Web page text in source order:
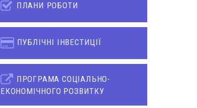
ПЛАНИ РОБОТИ
ПУБЛІЧНІ ІНВЕСТИЦІЇ
ПРОГРАМА СОЦІАЛЬНО-
ЕКОНОМІЧНОГО РОЗВИТКУ